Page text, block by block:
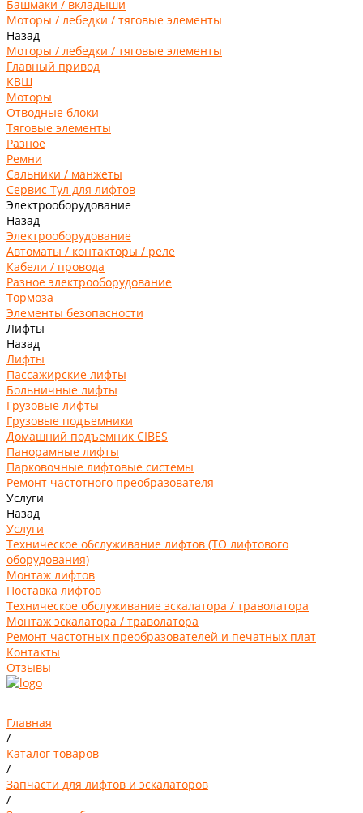
Башмаки / вкладыши
Моторы / лебедки / тяговые элементы
Назад
Моторы / лебедки / тяговые элементы
Главный привод
КВШ
Моторы
Отводные блоки
Тяговые элементы
Разное
Ремни
Сальники / манжеты
Сервис Тул для лифтов
Электрооборудование
Назад
Электрооборудование
Автоматы / контакторы / реле
Кабели / провода
Разное электрооборудование
Тормоза
Элементы безопасности
Лифты
Назад
Лифты
Пассажирские лифты
Больничные лифты
Грузовые лифты
Грузовые подъемники
Домашний подъемник CIBES
Панорамные лифты
Парковочные лифтовые системы
Ремонт частотного преобразователя
Услуги
Назад
Услуги
Техническое обслуживание лифтов (ТО лифтового
оборудования)
Монтаж лифтов
Поставка лифтов
Техническое обслуживание эскалатора / траволатора
Монтаж эскалатора / траволатора
Ремонт частотных преобразователей и печатных плат
Контакты
Отзывы
Главная
/
Каталог товаров
/
Запчасти для лифтов и эскалаторов
/